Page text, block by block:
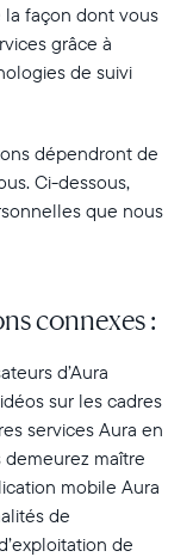
façon dont vous
grâce à
de suivi
dépendront de
Ci-dessous,
que nous
connexes :
d’Aura
sur les cadres
services Aura en
demeurez maître
mobile Aura
de
de